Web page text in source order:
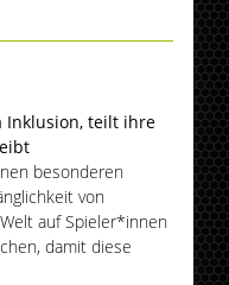
Inklusion, teilt ihre
besonderen
von
auf Spieler*innen
damit diese